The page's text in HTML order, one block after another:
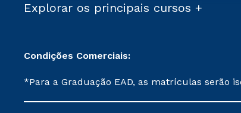
Explorar os principais cursos +
Condições Comerciais:
*Para a Graduação EAD, as matrículas serão